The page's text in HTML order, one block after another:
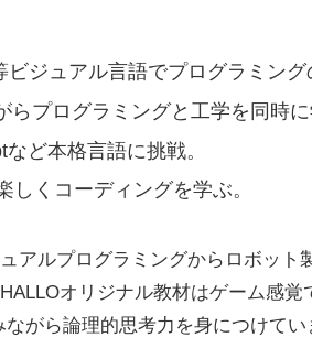
ビジュアル言語でプログラミング
らプログラミングと工学を同時に
ど本格言語に挑戦。
しくコーディングを学ぶ。
アルプログラミングからロボット
オリジナル教材はゲーム感覚
がら論理的思考力を身につけてい